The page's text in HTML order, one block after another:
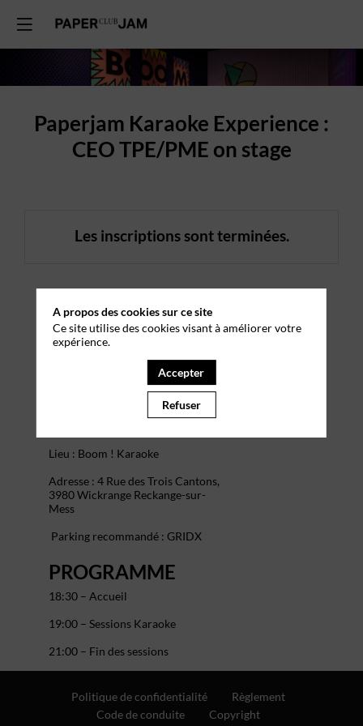
Paperjam Karaoke Experience :
CEO TPE/PME on stage
Les inscriptions sont terminées.
Informations
pratiques
Lieu : Boom ! Karaoke
Adresse : 4 Rue des Trois Cantons,
3980 Wickrange Reckange-sur-
Mess
Parking recommandé : GRIDX
PROGRAMME
18:30 – Accueil
19:00 – Sessions Karaoke
21:00 – Fin des sessions
Politique de confidentialité
Règlement
Code de conduite
Copyright
A propos des cookies sur ce site
Ce site utilise des cookies visant à améliorer votre
expérience.
Accepter
Refuser